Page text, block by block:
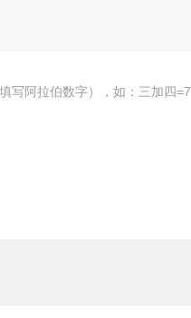
写阿拉伯数字），如：三加四=7